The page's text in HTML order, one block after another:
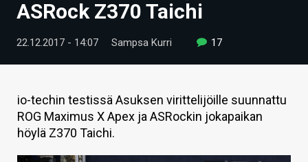
ARTIKKELIT
VIDEOT
TECHBBS
TIETOA
HINTA.FI
ASRock Z370 Taichi
22.12.2017 - 14:07 Sampsa Kurri 17
io-techin testissä Asuksen virittelijöille suunnattu
ROG Maximus X Apex ja ASRockin jokapaikan
höylä Z370 Taichi.